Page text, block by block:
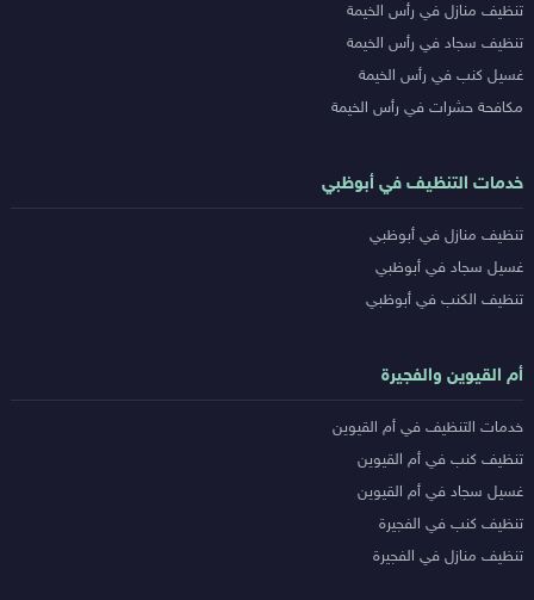
تنظيف منازل في رأس الخيمة
تنظيف سجاد في رأس الخيمة
غسيل كنب في رأس الخيمة
مكافحة حشرات في رأس الخيمة
خدمات التنظيف في أبوظبي
تنظيف منازل في أبوظبي
غسيل سجاد في أبوظبي
تنظيف الكنب في أبوظبي
أم القيوين والفجيرة
خدمات التنظيف في أم القيوين
تنظيف كنب في أم القيوين
غسيل سجاد في أم القيوين
تنظيف كنب في الفجيرة
تنظيف منازل في الفجيرة